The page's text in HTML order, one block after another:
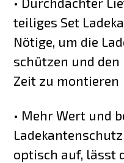
teiliges Set
Nötige, um die
schützen und
Zeit zu montieren
• Mehr Wert und
optisch auf, lässt